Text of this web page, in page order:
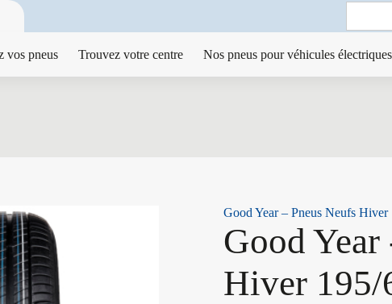
Search
vos pneus Trouvez votre centre Nos pneus pour véhicules électriques
Good Year – Pneus Neufs
Good Year
Hiver 195/